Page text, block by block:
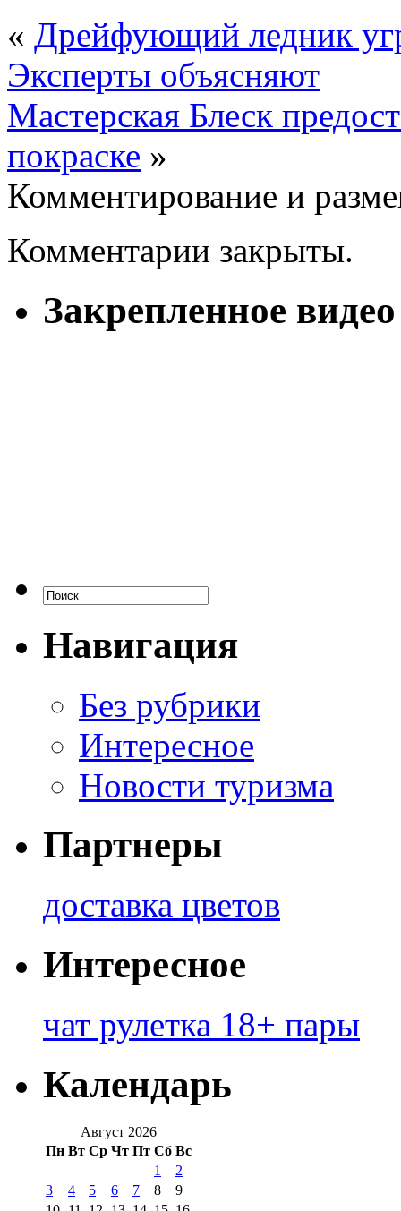
« Дрейфующий ледник
Эксперты объясняют
Мастерская Блеск
покраске »
Комментирование и
Комментарии закрыты.
Закрепленное видео
Навигация
Без рубрики
Интересное
Новости туризма
Партнеры
доставка цветов
Интересное
чат рулетка 18+ пары
Календарь
Август 2026
Пн Вт Ср Чт Пт Сб Вс
1
2
3
4 5 6 7 8
9